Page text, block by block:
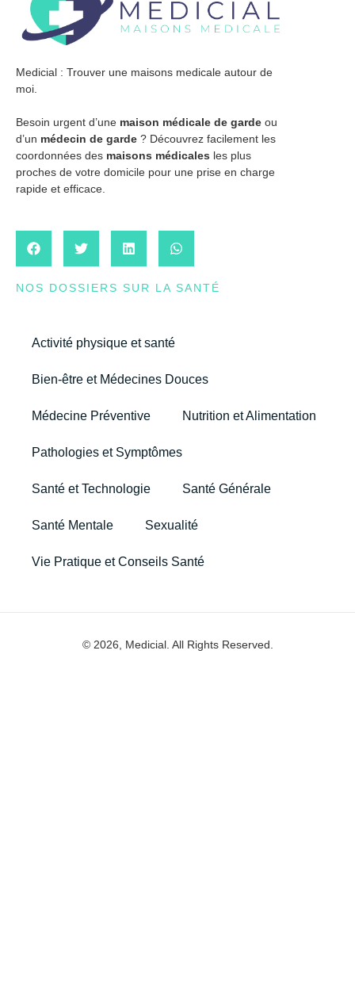
Medicial : Trouver une maisons medicale autour de
moi.
Besoin urgent d’une maison médicale de garde ou
d’un médecin de garde ? Découvrez facilement les
coordonnées des maisons médicales les plus
proches de votre domicile pour une prise en charge
rapide et efficace.
NOS DOSSIERS SUR LA SANTÉ
Activité physique et santé
Bien-être et Médecines Douces
Médecine Préventive Nutrition et Alimentation
Pathologies et Symptômes
Santé et Technologie Santé Générale
Santé Mentale Sexualité
Vie Pratique et Conseils Santé
© 2026, Medicial. All Rights Reserved.